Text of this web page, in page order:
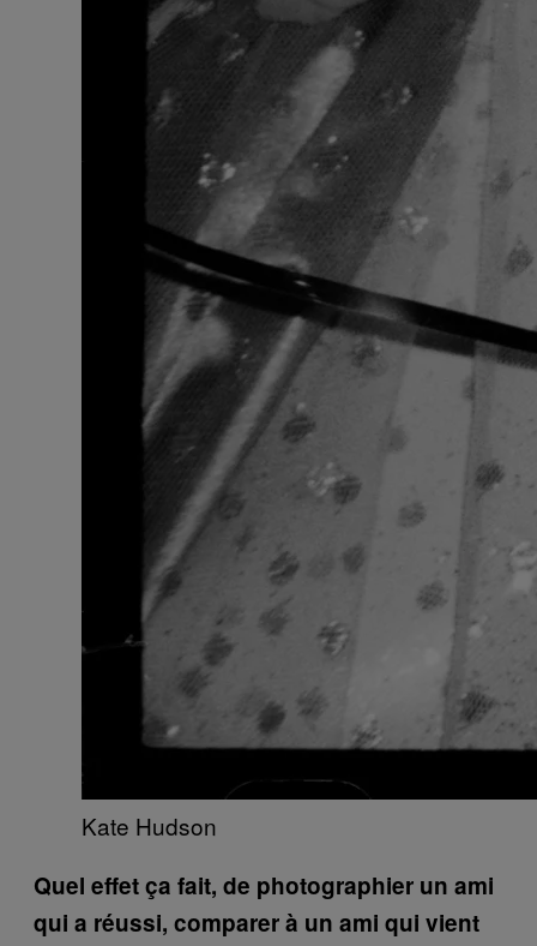
Kate Hudson
Quel effet ça fait, de photographier un ami
qui a réussi, comparer à un ami qui vient